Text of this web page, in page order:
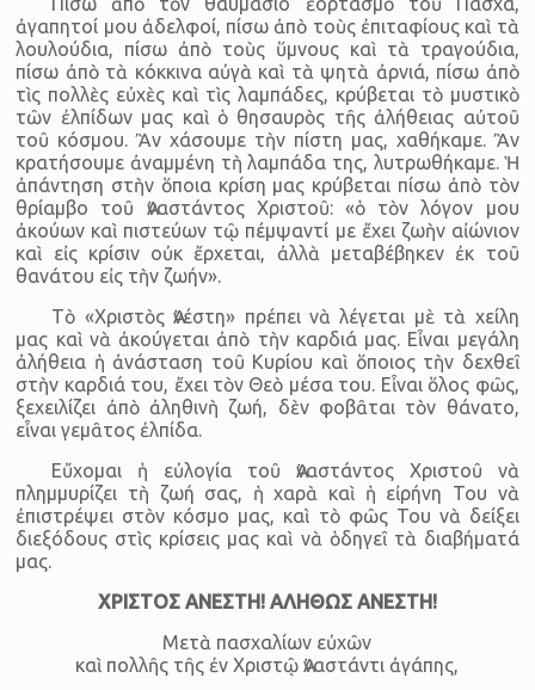
ἀγαπητοί μου ἀδελφοί, πίσω ἀπὸ τοὺς ἐπιταφίους καὶ τὰ
λουλούδια, πίσω ἀπὸ τοὺς ὕμνους καὶ τὰ τραγούδια,
πίσω ἀπὸ τὰ κόκκινα αὐγὰ καὶ τὰ ψητὰ ἀρνιά, πίσω ἀπὸ
τὶς πολλὲς εὐχὲς καὶ τὶς λαμπάδες, κρύβεται τὸ μυστικὸ
τῶν ἐλπίδων μας καὶ ὁ θησαυρὸς τῆς ἀλήθειας αὐτοῦ
τοῦ κόσμου. Ἂν χάσουμε τὴν πίστη μας, χαθήκαμε. Ἂν
κρατήσουμε ἀναμμένη τὴ λαμπάδα της, λυτρωθήκαμε. Ἡ
ἀπάντηση στὴν ὅποια κρίση μας κρύβεται πίσω ἀπὸ τὸν
θρίαμβο τοῦ Ἀναστάντος Χριστοῦ: «ὁ τὸν λόγον μου
ἀκούων καὶ πιστεύων τῷ πέμψαντί με ἔχει ζωὴν αἰώνιον
καὶ εἰς κρίσιν οὐκ ἔρχεται, ἀλλὰ μεταβέβηκεν ἐκ τοῦ
θανάτου εἰς τὴν ζωήν».
Τὸ «Χριστὸς Ἀνέστη» πρέπει νὰ λέγεται μὲ τὰ χείλη
μας καὶ νὰ ἀκούγεται ἀπὸ τὴν καρδιά μας. Εἶναι μεγάλη
ἀλήθεια ἡ ἀνάσταση τοῦ Κυρίου καὶ ὅποιος τὴν δεχθεῖ
στὴν καρδιά του, ἔχει τὸν Θεὸ μέσα του. Εἶναι ὅλος φῶς,
ξεχειλίζει ἀπὸ ἀληθινὴ ζωή, δὲν φοβᾶται τὸν θάνατο,
εἶναι γεμᾶτος ἐλπίδα.
Εὔχομαι ἡ εὐλογία τοῦ Ἀναστάντος Χριστοῦ νὰ
πλημμυρίζει τὴ ζωή σας, ἡ χαρὰ καὶ ἡ εἰρήνη Του νὰ
ἐπιστρέψει στὸν κόσμο μας, καὶ τὸ φῶς Του νὰ δείξει
διεξόδους στὶς κρίσεις μας καὶ νὰ ὁδηγεῖ τὰ διαβήματά
μας.
ΧΡΙΣΤΟΣ ΑΝΕΣΤΗ! ΑΛΗΘΩΣ ΑΝΕΣΤΗ!
Μετὰ πασχαλίων εὐχῶν
καὶ πολλῆς τῆς ἐν Χριστῷ Ἀναστάντι ἀγάπης,